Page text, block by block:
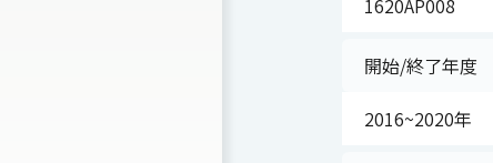
1620AP008
開始/終了年度
2016~2020年